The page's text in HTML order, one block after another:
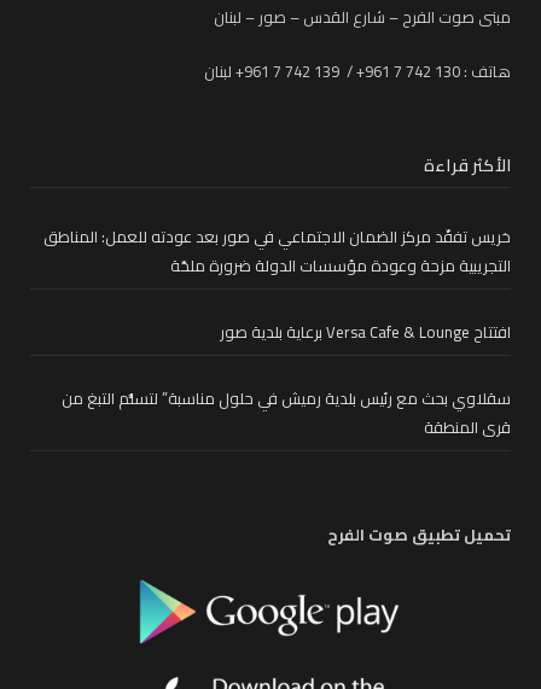
مبنى صوت الفرح – شارع القدس – صور – لبنان
هاتف : 130 742 7 961+ / 139 742 7 961+ لبنان
الأكثر قراءة
خريس تفقّد مركز الضمان الاجتماعي في صور بعد عودته للعمل: المناطق
التجريبية مزحة وعودة مؤسسات الدولة ضرورة ملحّة
افتتاح Versa Cafe & Lounge برعاية بلدية صور
سقلاوي بحث مع رئيس بلدية رميش في حلول مناسبة” لتسلُّم التبغ من
قرى المنطقة
تحميل تطبيق صوت الفرح